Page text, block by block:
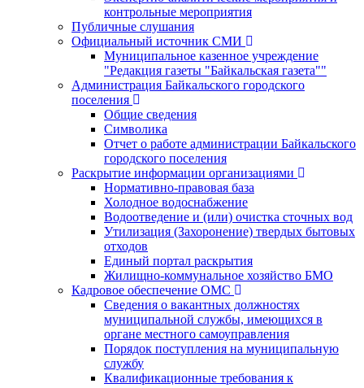
контрольные мероприятия
Публичные слушания
Официальный источник СМИ
Муниципальное казенное учреждение
"Редакция газеты "Байкальская газета""
Администрация Байкальского городского
поселения
Общие сведения
Символика
Отчет о работе администрации Байкальского
городского поселения
Раскрытие информации организациями
Нормативно-правовая база
Холодное водоснабжение
Водоотведение и (или) очистка сточных вод
Утилизация (Захоронение) твердых бытовых
отходов
Единый портал раскрытия
Жилищно-коммунальное хозяйство БМО
Кадровое обеспечение ОМС
Сведения о вакантных должностях
муниципальной службы, имеющихся в
органе местного самоуправления
Порядок поступления на муниципальную
службу
Квалификационные требования к